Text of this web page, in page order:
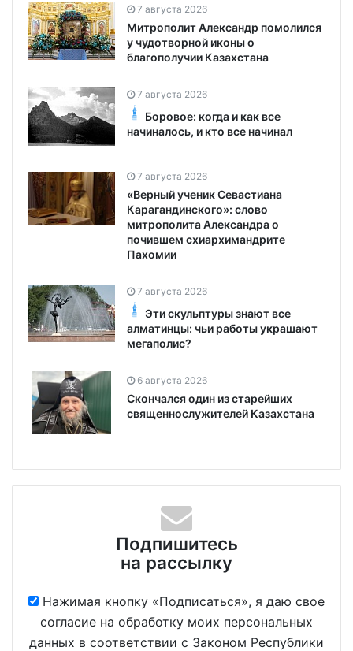
7 августа 2026
Митрополит Александр помолился
у чудотворной иконы о
благополучии Казахстана
7 августа 2026
Боровое: когда и как все
начиналось, и кто все начинал
7 августа 2026
«Верный ученик Севастиана
Карагандинского»: слово
митрополита Александра о
почившем схиархимандрите
Пахомии
7 августа 2026
Эти скульптуры знают все
алматинцы: чьи работы украшают
мегаполис?
6 августа 2026
Скончался один из старейших
священнослужителей Казахстана
Подпишитесь
на рассылку
Нажимая кнопку «Подписаться», я даю свое
согласие на обработку моих персональных
данных в соответствии с Законом Республики